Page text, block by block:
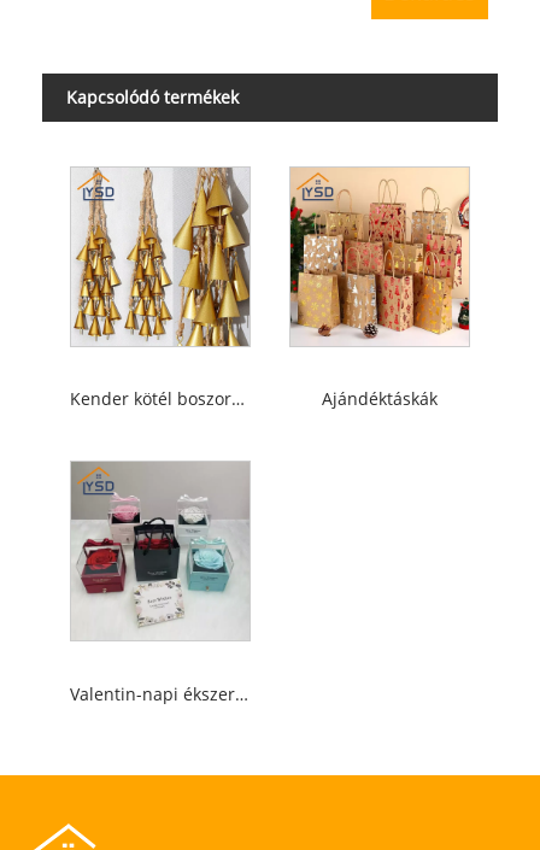
Kapcsolódó termékek
Kender kötél boszorkányharang Ajándéktáskák
Valentin-napi ékszerdoboz